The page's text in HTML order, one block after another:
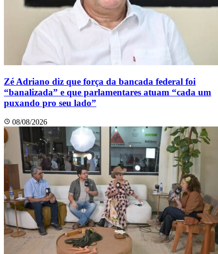
Zé Adriano diz que força da bancada federal foi
“banalizada” e que parlamentares atuam “cada um
puxando pro seu lado”
08/08/2026